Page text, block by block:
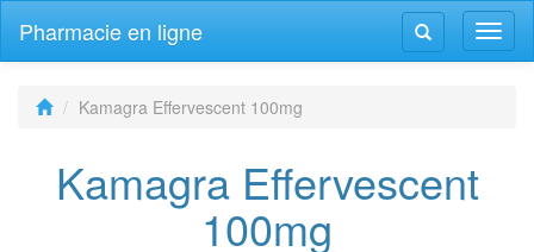
Navigation
bascule
Pharmacie en ligne
Kamagra Effervescent 100mg
Kamagra Effervescent
100mg